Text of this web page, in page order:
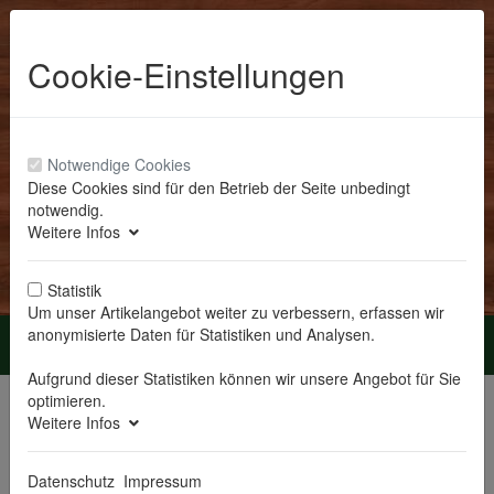
Menü
Sie sind hier:
Rauschgoldengel
Cookie-Einstellungen
Notwendige Cookies
Diese Cookies sind für den Betrieb der Seite unbedingt
notwendig.
Weitere Infos
Statistik
Um unser Artikelangebot weiter zu verbessern, erfassen wir
anonymisierte Daten für Statistiken und Analysen.
Aufgrund dieser Statistiken können wir unsere Angebot für Sie
optimieren.
Weitere Infos
Datenschutz Impressum